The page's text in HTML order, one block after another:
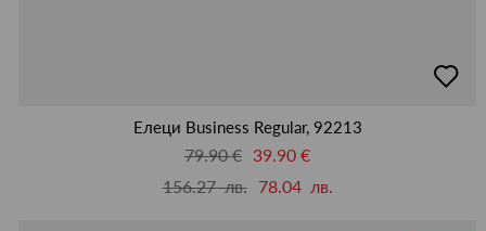
в
Елеци Business Regular, 92213
79.90 € 39.90 €
156.27 лв.
78.04 лв.